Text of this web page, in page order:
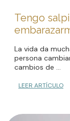
Tengo
La vida da
persona
cambios de ...
LEER ARTÍCULO